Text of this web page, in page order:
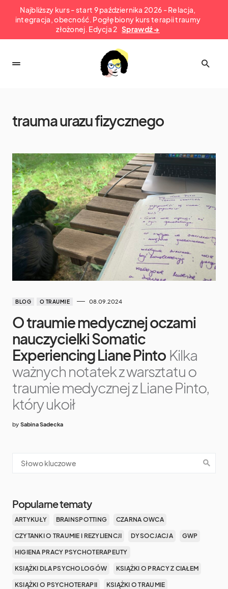
Najbliższy kurs - start 9 października 2026 - Relacja,
integracja, obecność. Pogłębiony kurs terapii traumy
złożonej. Edycja 2 Sprawdź →
trauma urazu fizycznego
BLOG O TRAUMIE 08.09.2024
O traumie medycznej oczami
nauczycielki Somatic
Experiencing Liane Pinto Kilka
ważnych notatek z warsztatu o
traumie medycznej z Liane Pinto,
który ukoił
by Sabina Sadecka
Popularne tematy
ARTYKUŁY BRAINSPOTTING CZARNA OWCA
CZYTANKI O TRAUMIE I REZYLIENCJI DYSOCJACJA GWP
HIGIENA PRACY PSYCHOTERAPEUTY
KSIĄŻKI DLA PSYCHOLOGÓW KSIĄŻKI O PRACY Z CIAŁEM
KSIĄŻKI O PSYCHOTERAPII KSIĄŻKI O TRAUMIE